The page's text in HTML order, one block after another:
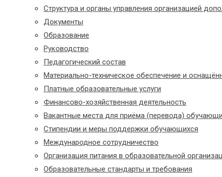
Структура и органы управления организацией
Документы
Образование
Руководство
Педагогический состав
Материально-техническое обеспечение и
Платные образовательные услуги
Финансово-хозяйственная деятельность
Вакантные места для приёма (перевода)
Стипендии и меры поддержки обучающихся
Международное сотрудничество
Организация питания в образовательной
Образовательные стандарты и требования